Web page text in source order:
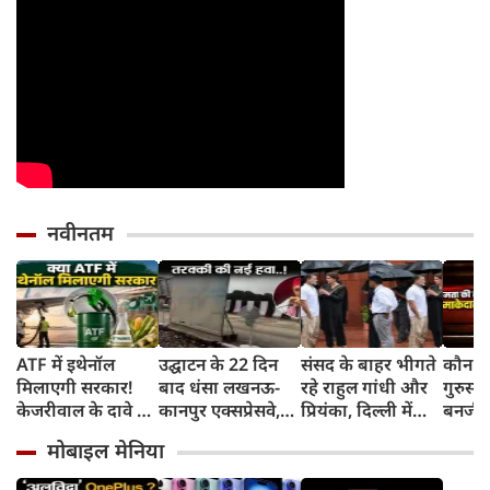
नवीनतम
ATF में इथेनॉल
मिलाएगी सरकार!
केजरीवाल के दावे पर
किंजरापु?
उद्घाटन के 22 दिन
बाद धंसा लखनऊ-
कानपुर एक्सप्रेसवे,
सड़क, अखिलेश का
तंज
संसद के बाहर भीगते
रहे राहुल गांधी और
प्रियंका, दिल्‍ली में
आनंद, वीडियो सोशल
मीडिया में वायरल
कौन
भाषण
मोबाइल मेनिया